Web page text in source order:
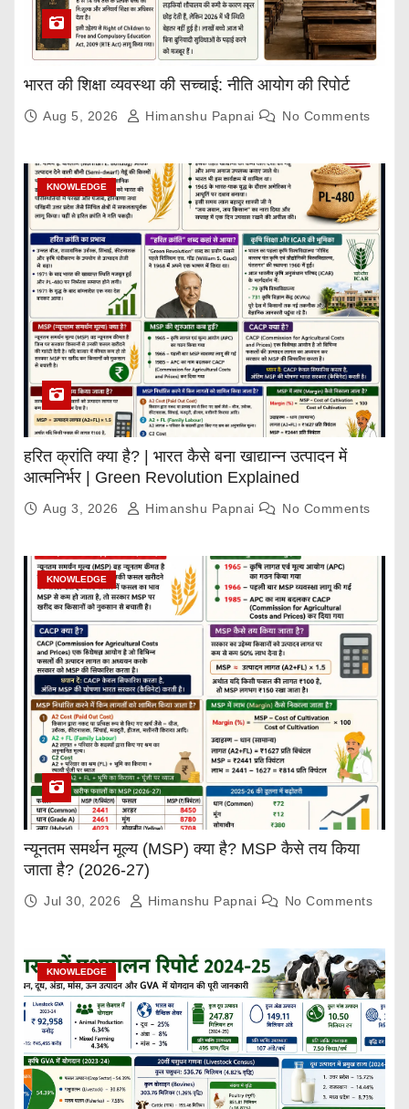
भारत की शिक्षा व्यवस्था की सच्चाई: नीति आयोग की रिपोर्ट
Aug 5, 2026 Himanshu Papnai No Comments
KNOWLEDGE
हरित क्रांति क्या है? | भारत कैसे बना खाद्यान्न उत्पादन में
आत्मनिर्भर | Green Revolution Explained
Aug 3, 2026 Himanshu Papnai No Comments
KNOWLEDGE
न्यूनतम समर्थन मूल्य (MSP) क्या है? MSP कैसे तय किया
जाता है? (2026-27)
Jul 30, 2026 Himanshu Papnai No Comments
KNOWLEDGE